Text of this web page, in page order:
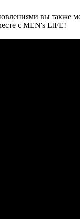
вы также
с MEN's LIFE!